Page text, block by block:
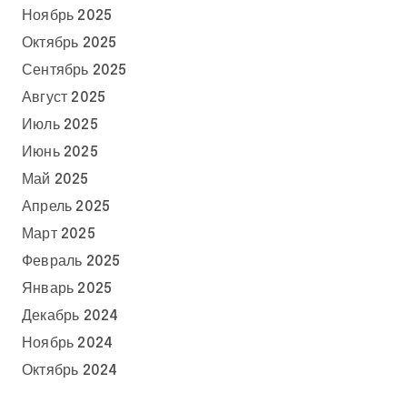
Ноябрь 2025
Октябрь 2025
Сентябрь 2025
Август 2025
Июль 2025
Июнь 2025
Май 2025
Апрель 2025
Март 2025
Февраль 2025
Январь 2025
Декабрь 2024
Ноябрь 2024
Октябрь 2024